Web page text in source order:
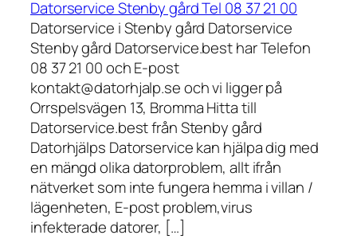
Datorservice Stenby gård Tel 08 37 21 00
Datorservice i Stenby gård Datorservice
Stenby gård Datorservice.best har Telefon
08 37 21 00 och E-post
kontakt@datorhjalp.se och vi ligger på
Orrspelsvägen 13, Bromma Hitta till
Datorservice.best från Stenby gård
Datorhjälps Datorservice kan hjälpa dig med
en mängd olika datorproblem, allt ifrån
nätverket som inte fungera hemma i villan /
lägenheten, E-post problem,virus
infekterade datorer, […]